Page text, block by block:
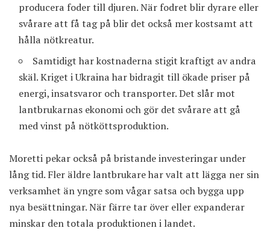
producera foder till djuren. När fodret blir dyrare eller
svårare att få tag på blir det också mer kostsamt att
hålla nötkreatur.
Samtidigt har kostnaderna stigit kraftigt av andra
skäl. Kriget i Ukraina har bidragit till ökade priser på
energi, insatsvaror och transporter. Det slår mot
lantbrukarnas ekonomi och gör det svårare att gå
med vinst på nötköttsproduktion.
Moretti pekar också på bristande investeringar under
lång tid. Fler äldre lantbrukare har valt att lägga ner sin
verksamhet än yngre som vågar satsa och bygga upp
nya besättningar. När färre tar över eller expanderar
minskar den totala produktionen i landet.